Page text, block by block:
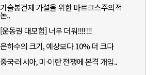
기술봉건제 가설을 위한 마르크스주의적
논..
[운동권 대모험] 너무 더워!!!!!!!
은하수의 크기, 예상보다 10% 더 크다
중국·러시아, 미·이란 전쟁에 본격 개입..